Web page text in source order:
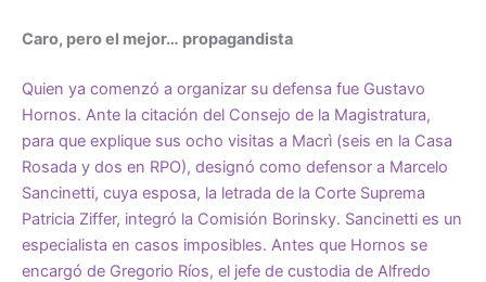
Caro, pero el mejor… propagandista
Quien ya comenzó a organizar su defensa fue Gustavo
Hornos. Ante la citación del Consejo de la Magistratura,
para que explique sus ocho visitas a Macrì (seis en la Casa
Rosada y dos en RPO), designó como defensor a Marcelo
Sancinetti, cuya esposa, la letrada de la Corte Suprema
Patricia Ziffer, integró la Comisión Borinsky. Sancinetti es un
especialista en casos imposibles. Antes que Hornos se
encargó de Gregorio Ríos, el jefe de custodia de Alfredo